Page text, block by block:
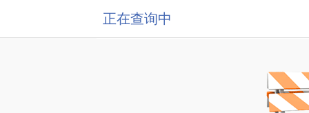
正在查询中